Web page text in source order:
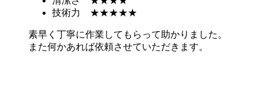
技術力 ★★★★★
素早く丁寧に作業してもらって助かりました。
また何かあれば依頼させていただきます。